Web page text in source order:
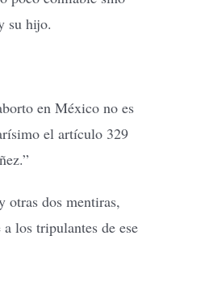
su hijo.
en México no es
el artículo 329
otras dos mentiras,
los tripulantes de ese